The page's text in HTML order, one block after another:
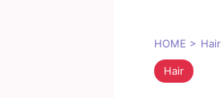
HOME > Hair
Hair